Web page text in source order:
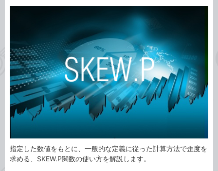
カ
指定した数値をもとに、一般的な定義に従った計算方法で歪度を
求める、SKEW.P関数の使い方を解説します。